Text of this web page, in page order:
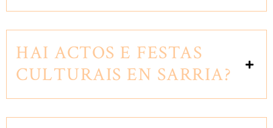
HAI ACTOS E FESTAS
CULTURAIS EN SARRIA?